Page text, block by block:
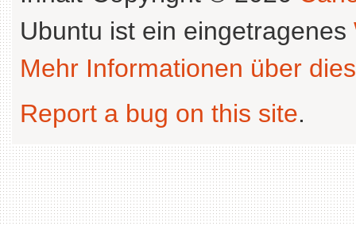
Ubuntu ist ein eingetragenes
Mehr Informationen über
Report a bug on this site.